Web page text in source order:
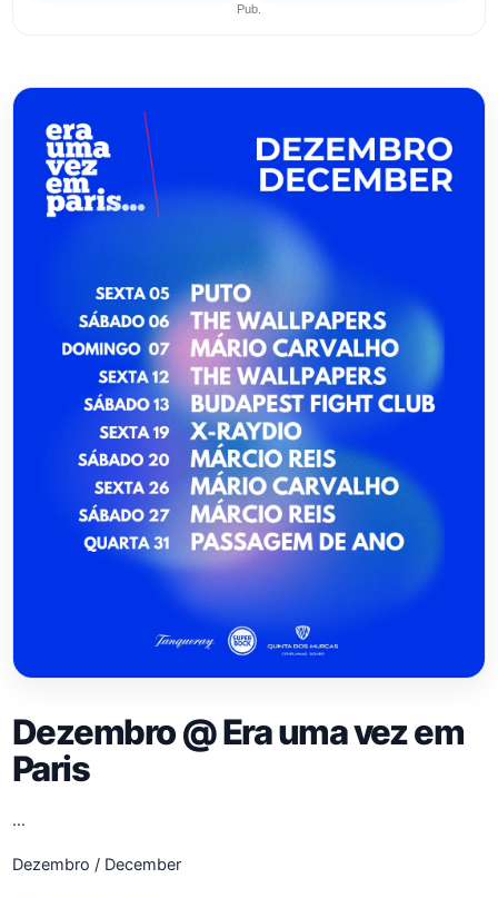
Pub.
Dezembro @ Era uma vez em
Paris
…
Dezembro / December